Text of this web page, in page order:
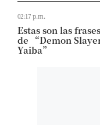
02:17 p.m.
Estas son las
de “Demon
Yaiba”